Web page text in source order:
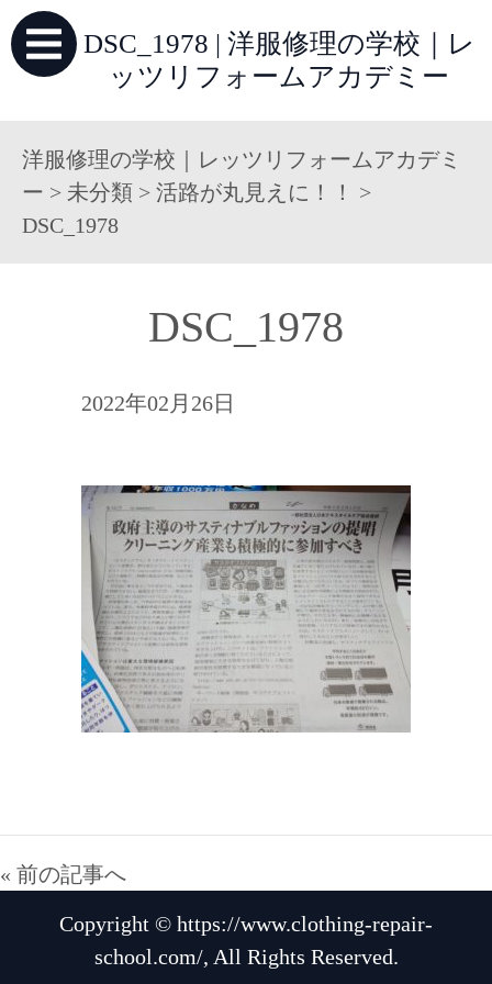
DSC_1978 | 洋服修理の学校｜レ
ッツリフォームアカデミー
洋服修理の学校｜レッツリフォームアカデミ
ー > 未分類 > 活路が丸見えに！！
>
DSC_1978
DSC_1978
2022年02月26日
« 前の記事へ
Copyright © https://www.clothing-repair-
school.com/, All Rights Reserved.